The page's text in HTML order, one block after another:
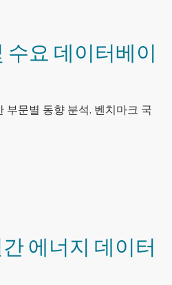
수요 데이터베이
부문별 동향 분석. 벤치마크 국
간 에너지 데이터